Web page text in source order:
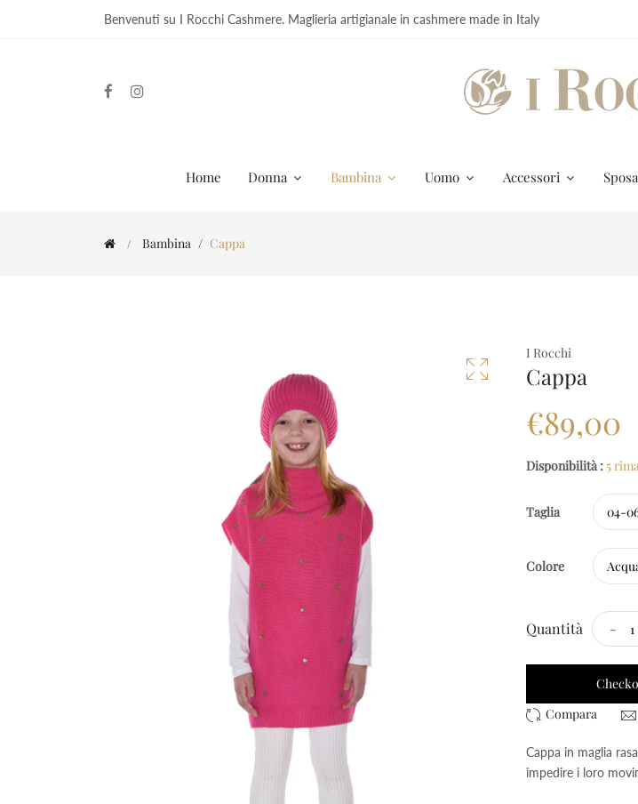
Benvenuti su I Rocchi Cashmere. Maglieria artigianale in cashmere made in Italy
Home Donna Bambina Uomo Accessori Sposa
Bambina Cappa
I Rocchi
Cappa
€89,00
Disponibilità : 5
Taglia
Colore
Quantità -
Cappa in maglia
impedire i loro